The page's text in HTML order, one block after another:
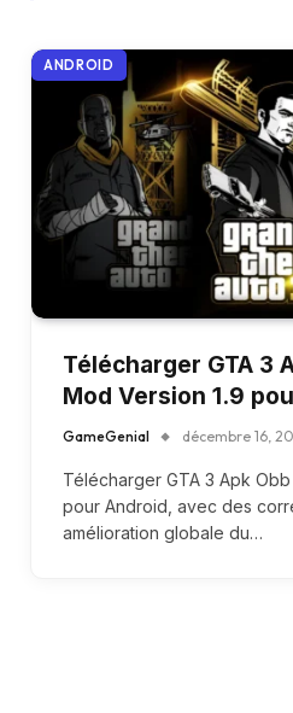
ANDROID
Télécharger GTA 3
Mod Version 1.9
GameGenial décembre 16,
Télécharger GTA 3 Apk
pour Android, avec des
amélioration globale du…